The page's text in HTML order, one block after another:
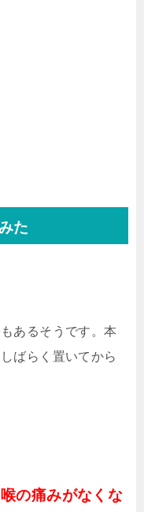
た
あるそうです。本
ばらく置いてから
喉の痛みがなくな